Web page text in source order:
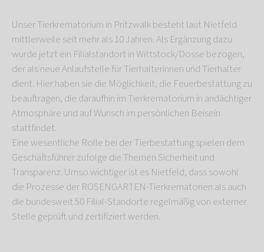
Unser Tierkrematorium in Pritzwalk besteht laut Nietfeld
mittlerweile seit mehr als 10 Jahren. Als Ergänzung dazu
wurde jetzt ein Filialstandort in Wittstock/Dosse bezogen,
der als neue Anlaufstelle für Tierhalterinnen und Tierhalter
dient. Hier haben sie die Möglichkeit, die Feuerbestattung zu
beauftragen, die daraufhin im Tierkrematorium in andächtiger
Atmosphäre und auf Wunsch im persönlichen Beisein
stattfindet.
Eine wesentliche Rolle bei der Tierbestattung spielen dem
Geschäftsführer zufolge die Themen Sicherheit und
Transparenz. Umso wichtiger ist es Nietfeld, dass sowohl
die Prozesse der ROSENGARTEN-Tierkrematorien als auch
die bundesweit 50 Filial-Standorte regelmäßig von externer
Stelle geprüft und zertifiziert werden.